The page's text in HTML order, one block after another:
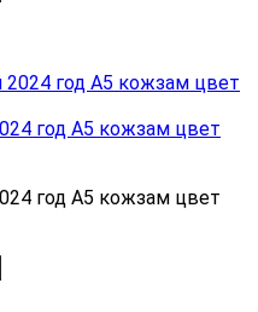
год А5 кожзам цвет
год А5 кожзам цвет